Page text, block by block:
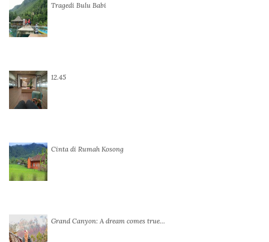
Tragedi Bulu Babi
12.45
Cinta di Rumah Kosong
Grand Canyon: A dream comes true…